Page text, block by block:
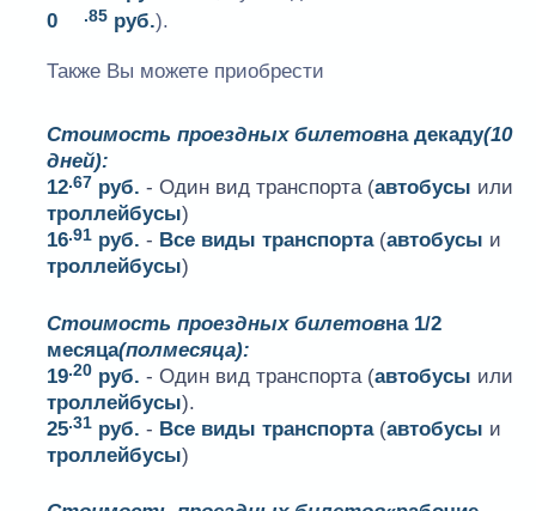
0
.85руб.).
Также Вы можете приобрести
Стоимость проездных билетовна декаду(10
дней):
12.67 руб. - Один вид транспорта (автобусы или
троллейбусы)
16.91 руб. - Все виды транспорта(автобусы и
троллейбусы)
Стоимость проездных билетовна 1/2
месяца(полмесяца):
19.20 руб. - Один вид транспорта (автобусы или
троллейбусы).
25.31 руб. - Все виды транспорта(автобусы и
троллейбусы)